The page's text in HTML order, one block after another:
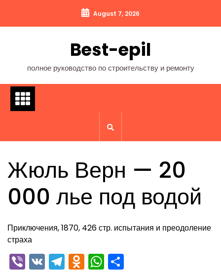
содержимому
August 7, 2026
Best-epil
полное руководство по строительству и ремонту
Жюль Верн — 20
000 лье под водой
Приключения, 1870, 426 стр. испытания и преодоление
страха
Viber
VKTelegram
Odnoklassniki
WhatsApp